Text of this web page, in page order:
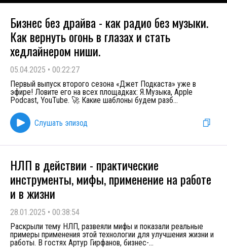
Бизнес без драйва - как радио без музыки.
Как вернуть огонь в глазах и стать
хедлайнером ниши.
05.04.2025 • 00:22:27
Первый выпуск второго сезона «Джет Подкаста» уже в
эфире! Ловите его на всех площадках: Я.Музыка, Apple
Podcast, YouTube. 🚀 Какие шаблоны будем разб...
Слушать эпизод
НЛП в действии - практические
инструменты, мифы, применение на работе
и в жизни
28.01.2025 • 00:38:54
Раскрыли тему НЛП, развеяли мифы и показали реальные
примеры применения этой технологии для улучшения жизни и
работы. В гостях Артур Гирфанов, бизнес-...